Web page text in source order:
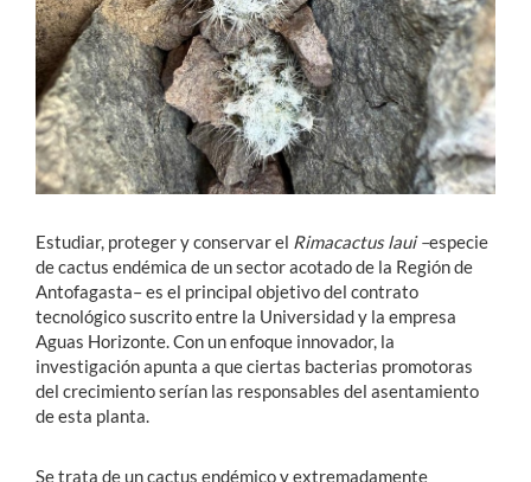
Estudiantes
Académicos
Funcionarios
Alumni
English
Estudiar, proteger y conservar el Rimacactus laui –especie
de cactus endémica de un sector acotado de la Región de
Antofagasta– es el principal objetivo del contrato
tecnológico suscrito entre la Universidad y la empresa
Aguas Horizonte. Con un enfoque innovador, la
investigación apunta a que ciertas bacterias promotoras
del crecimiento serían las responsables del asentamiento
de esta planta.
Se trata de un cactus endémico y extremadamente